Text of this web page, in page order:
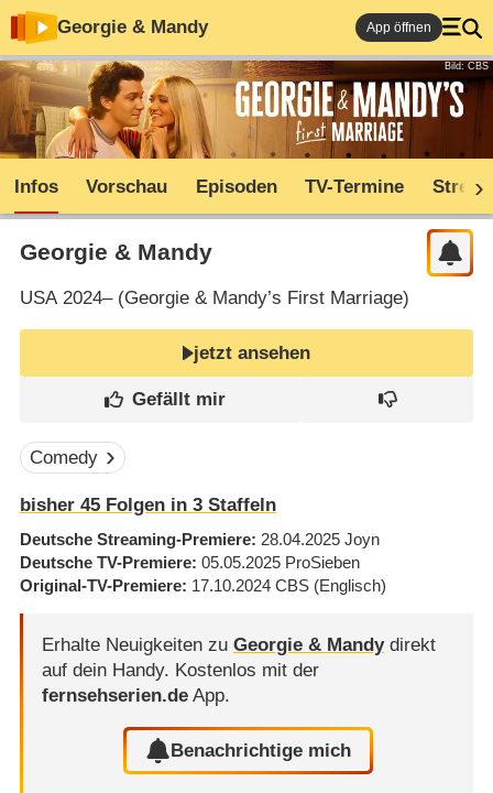
Georgie & Mandy App öffnen
Bild: CBS
Infos Vorschau Episoden TV-Termine
Georgie & Mandy
USA2024– (Georgie & Mandy’s First Marriage)
jetzt ansehen
Comedy
bisher 45Folgen in 3Staffeln
Deutsche Streaming-Premiere 28.04.2025 Joyn
Deutsche TV-Premiere 05.05.2025 ProSieben
Original-TV-Premiere 17.10.2024 CBS (Englisch)
Erhalte Neuigkeiten zu Georgie & Mandydirekt
auf dein Handy. Kostenlos mit der
fernsehserien.deApp.
Benachrichtige mich